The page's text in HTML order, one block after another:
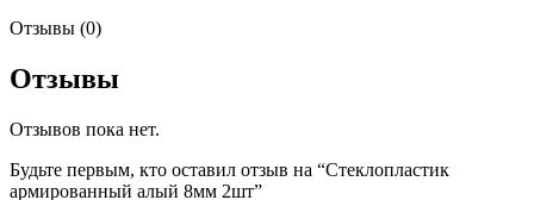
Отзывы (0)
Отзывы
Отзывов пока нет.
Будьте первым, кто оставил отзыв на “Стеклопластик
армированный алый 8мм 2шт”